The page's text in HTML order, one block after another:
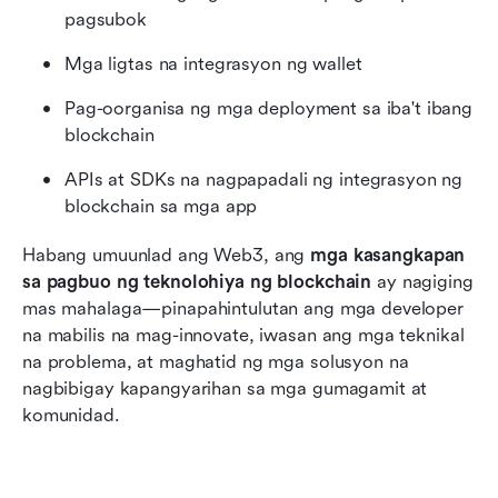
pagsubok
Mga ligtas na integrasyon ng wallet
Pag-oorganisa ng mga deployment sa iba't ibang
blockchain
APIs at SDKs na nagpapadali ng integrasyon ng
blockchain sa mga app
Habang umuunlad ang Web3, ang mga kasangkapan
sa pagbuo ng teknolohiya ng blockchain ay nagiging
mas mahalaga—pinapahintulutan ang mga developer
na mabilis na mag-innovate, iwasan ang mga teknikal
na problema, at maghatid ng mga solusyon na
nagbibigay kapangyarihan sa mga gumagamit at
komunidad.